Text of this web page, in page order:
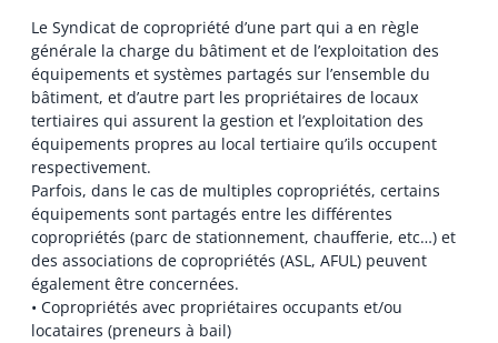
Le Syndicat de copropriété d’une part qui a en règle
générale la charge du bâtiment et de l’exploitation des
équipements et systèmes partagés sur l’ensemble du
bâtiment, et d’autre part les propriétaires de locaux
tertiaires qui assurent la gestion et l’exploitation des
équipements propres au local tertiaire qu’ils occupent
respectivement.
Parfois, dans le cas de multiples copropriétés, certains
équipements sont partagés entre les différentes
copropriétés (parc de stationnement, chaufferie, etc…) et
des associations de copropriétés (ASL, AFUL) peuvent
également être concernées.
• Copropriétés avec propriétaires occupants et/ou
locataires (preneurs à bail)